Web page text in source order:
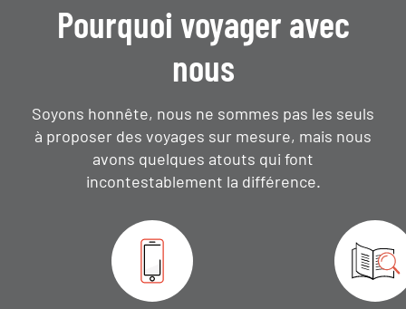
Pourquoi voyager avec
nous
Soyons honnête, nous ne sommes pas les seuls
à proposer des voyages sur mesure, mais nous
avons quelques atouts qui font
incontestablement la différence.